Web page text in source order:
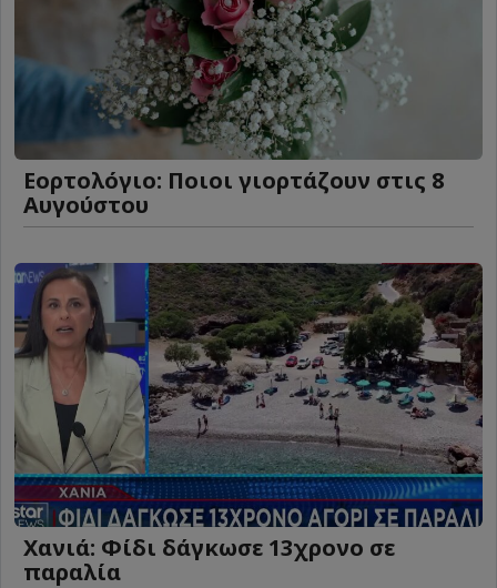
Εορτολόγιο: Ποιοι γιορτάζουν στις 8
Αυγούστου
Χανιά: Φίδι δάγκωσε 13χρονο σε
παραλία